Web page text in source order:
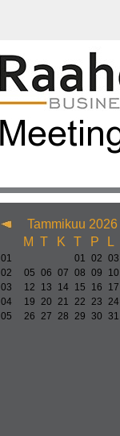
Tammikuu 2026
M T K T P L
01 01 02 03
02
05 06 07 08 09 10
03
12 13 14 15 16 17
04
19 20 21 22 23 24
05
26 27 28 29 30 31